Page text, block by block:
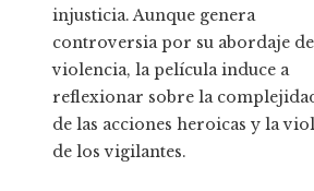
injusticia. Aunque genera
controversia por su abordaje
violencia, la película induce a
reflexionar sobre la
de las acciones heroicas y la
de los vigilantes.